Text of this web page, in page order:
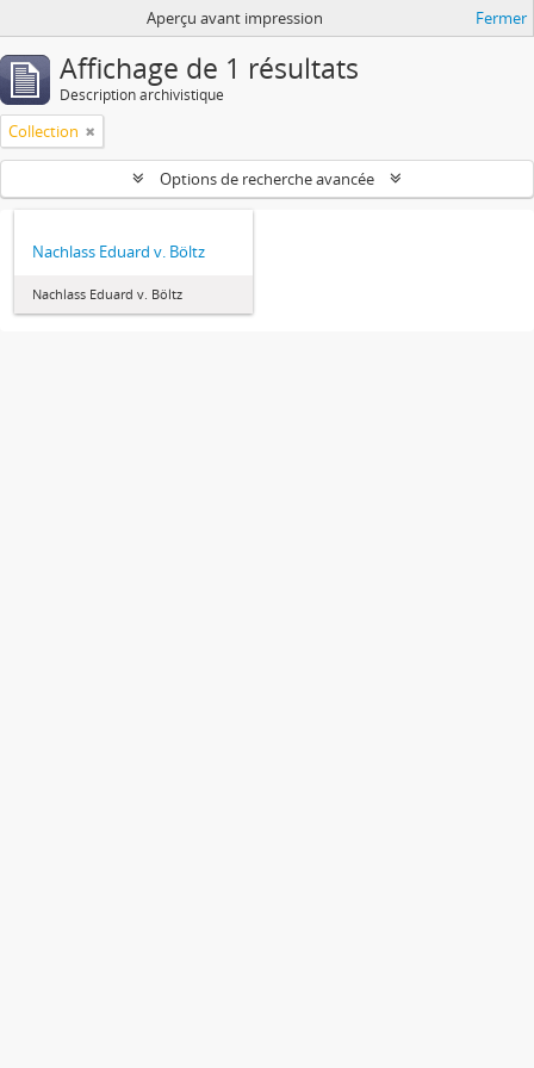
Aperçu avant impression Fermer
Affichage de 1 résultats
Description archivistique
Collection
Options de recherche avancée
Nachlass Eduard v. Böltz
Nachlass Eduard v. Böltz